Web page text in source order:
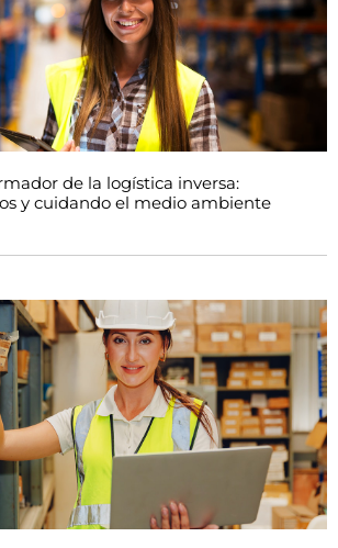
de la logística inversa:
y cuidando el medio ambiente